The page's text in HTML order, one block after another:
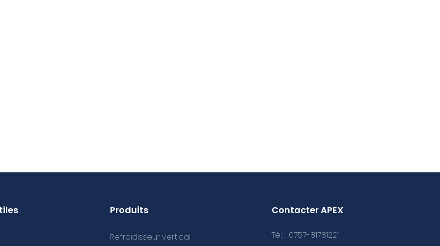
Produits
Refroidisseur vertical
Contacter APEX
Tél. : 0757-81781221